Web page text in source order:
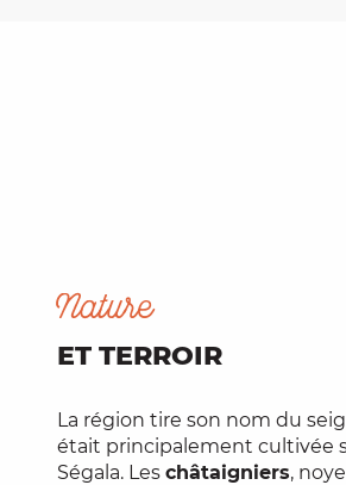
Nature
ET TERROIR
La région tire son nom du
était principalement cultivée
Ségala. Les châtaigniers,